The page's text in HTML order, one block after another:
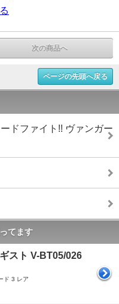
次の商品へ
ページの先頭へ戻る
ドファイト!! ヴァンガー
てます
スト V-BT05/026
ド 3 レア